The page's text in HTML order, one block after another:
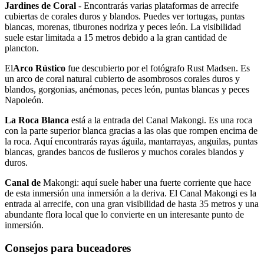
Jardines de Coral - Encontrarás varias plataformas de arrecife
cubiertas de corales duros y blandos. Puedes ver tortugas, puntas
blancas, morenas, tiburones nodriza y peces león. La visibilidad
suele estar limitada a 15 metros debido a la gran cantidad de
plancton.
ElArco Rústico fue descubierto por el fotógrafo Rust Madsen. Es
un arco de coral natural cubierto de asombrosos corales duros y
blandos, gorgonias, anémonas, peces león, puntas blancas y peces
Napoleón.
La Roca Blanca está a la entrada del Canal Makongi. Es una roca
con la parte superior blanca gracias a las olas que rompen encima de
la roca. Aquí encontrarás rayas águila, mantarrayas, anguilas, puntas
blancas, grandes bancos de fusileros y muchos corales blandos y
duros.
Canal de Makongi: aquí suele haber una fuerte corriente que hace
de esta inmersión una inmersión a la deriva. El Canal Makongi es la
entrada al arrecife, con una gran visibilidad de hasta 35 metros y una
abundante flora local que lo convierte en un interesante punto de
inmersión.
Consejos para buceadores